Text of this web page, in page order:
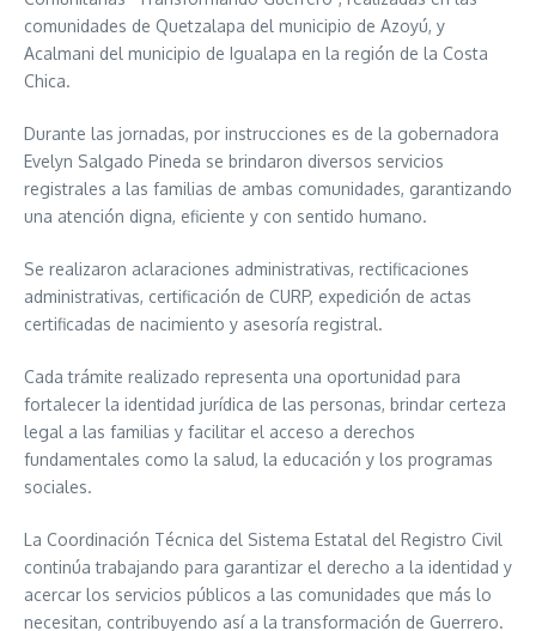
comunidades de Quetzalapa del municipio de Azoyú, y
Acalmani del municipio de Igualapa en la región de la Costa
Chica.
Durante las jornadas, por instrucciones es de la gobernadora
Evelyn Salgado Pineda se brindaron diversos servicios
registrales a las familias de ambas comunidades, garantizando
una atención digna, eficiente y con sentido humano.
Se realizaron aclaraciones administrativas, rectificaciones
administrativas, certificación de CURP, expedición de actas
certificadas de nacimiento y asesoría registral.
Cada trámite realizado representa una oportunidad para
fortalecer la identidad jurídica de las personas, brindar certeza
legal a las familias y facilitar el acceso a derechos
fundamentales como la salud, la educación y los programas
sociales.
La Coordinación Técnica del Sistema Estatal del Registro Civil
continúa trabajando para garantizar el derecho a la identidad y
acercar los servicios públicos a las comunidades que más lo
necesitan, contribuyendo así a la transformación de Guerrero.